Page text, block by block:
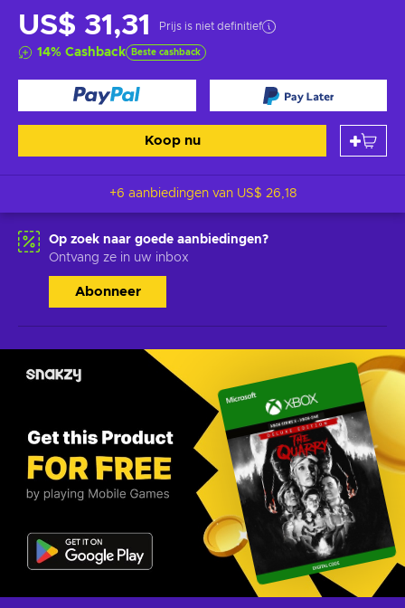
US$ 31,31 Prijs is niet definitief
14% Cashback Beste cashback
Koop nu
+6 aanbiedingen van US$ 26,18
Op zoek naar goede aanbiedingen?
Ontvang ze in uw inbox
Abonneer